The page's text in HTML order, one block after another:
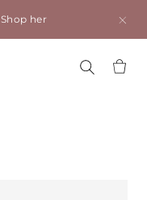
Shop her